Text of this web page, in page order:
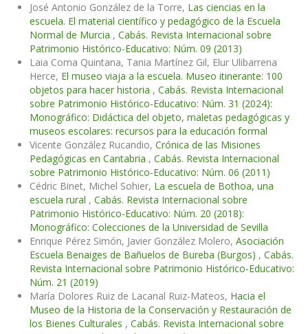
José Antonio González de la Torre, Las ciencias en la
escuela. El material científico y pedagógico de la Escuela
Normal de Murcia , Cabás. Revista Internacional sobre
Patrimonio Histórico-Educativo: Núm. 09 (2013)
Laia Coma Quintana, Tania Martínez Gil, Elur Ulibarrena
Herce, El museo viaja a la escuela. Museo itinerante: 100
objetos para hacer historia , Cabás. Revista Internacional
sobre Patrimonio Histórico-Educativo: Núm. 31 (2024):
Monográfico: Didáctica del objeto, maletas pedagógicas y
museos escolares: recursos para la educación formal
Vicente González Rucandio, Crónica de las Misiones
Pedagógicas en Cantabria , Cabás. Revista Internacional
sobre Patrimonio Histórico-Educativo: Núm. 06 (2011)
Cédric Binet, Michel Sohier, La escuela de Bothoa, una
escuela rural , Cabás. Revista Internacional sobre
Patrimonio Histórico-Educativo: Núm. 20 (2018):
Monográfico: Colecciones de la Universidad de Sevilla
Enrique Pérez Simón, Javier González Molero, Asociación
Escuela Benaiges de Bañuelos de Bureba (Burgos) , Cabás.
Revista Internacional sobre Patrimonio Histórico-Educativo:
Núm. 21 (2019)
María Dolores Ruiz de Lacanal Ruiz-Mateos, Hacia el
Museo de la Historia de la Conservación y Restauración de
los Bienes Culturales , Cabás. Revista Internacional sobre